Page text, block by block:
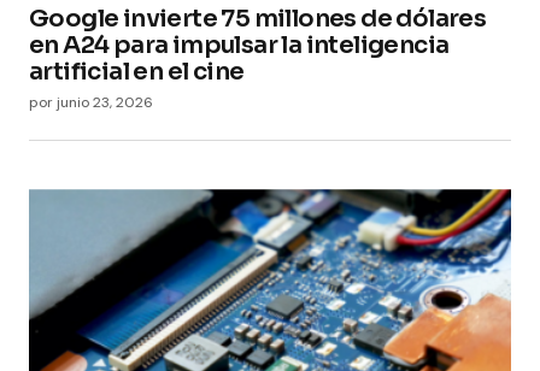
Google invierte 75 millones de dólares
en A24 para impulsar la inteligencia
artificial en el cine
por junio 23, 2026